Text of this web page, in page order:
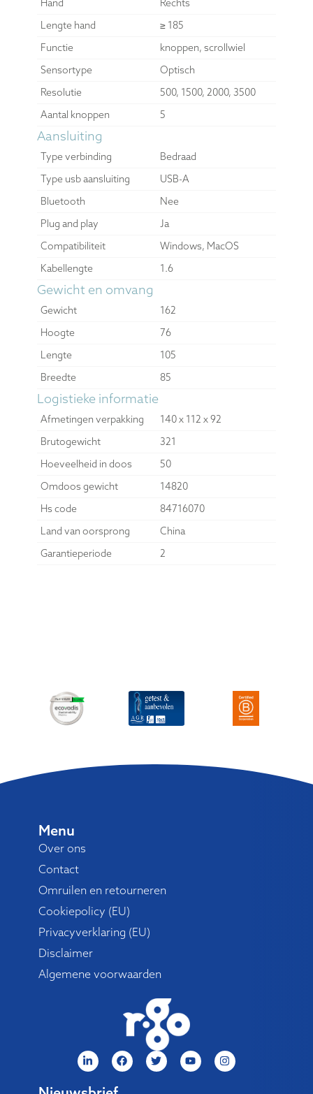
Hand
Rechts
Lengte hand
≥ 185
Functie
knoppen, scrollwiel
Sensortype
Optisch
Resolutie
500, 1500, 2000, 3500
Aantal knoppen
5
Aansluiting
Type verbinding
Bedraad
Type usb aansluiting
USB-A
Bluetooth
Nee
Plug and play
Ja
Compatibiliteit
Windows, MacOS
Kabellengte
1.6
Gewicht en omvang
Gewicht
162
Hoogte
76
Lengte
105
Breedte
85
Logistieke informatie
Afmetingen verpakking
140 x 112 x 92
Brutogewicht
321
Hoeveelheid in doos
50
Omdoos gewicht
14820
Hs code
84716070
Land van oorsprong
China
Garantieperiode
2
Menu
Over ons
Contact
Omruilen en retourneren
Cookiepolicy (EU)
Privacyverklaring (EU)
Disclaimer
Algemene voorwaarden